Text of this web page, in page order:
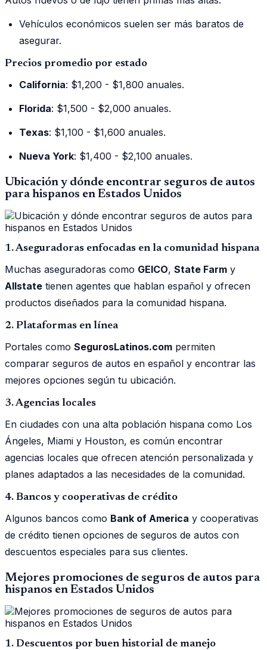
Vehículos económicos suelen ser más baratos de
asegurar.
Precios promedio por estado
California: $1,200 - $1,800 anuales.
Florida: $1,500 - $2,000 anuales.
Texas: $1,100 - $1,600 anuales.
Nueva York: $1,400 - $2,100 anuales.
Ubicación y dónde encontrar seguros de autos
para hispanos en Estados Unidos
1. Aseguradoras enfocadas en la comunidad hispana
Muchas aseguradoras como GEICO, State Farm y
Allstate tienen agentes que hablan español y ofrecen
productos diseñados para la comunidad hispana.
2. Plataformas en línea
Portales como SegurosLatinos.com permiten
comparar seguros de autos en español y encontrar las
mejores opciones según tu ubicación.
3. Agencias locales
En ciudades con una alta población hispana como Los
Ángeles, Miami y Houston, es común encontrar
agencias locales que ofrecen atención personalizada y
planes adaptados a las necesidades de la comunidad.
4. Bancos y cooperativas de crédito
Algunos bancos como Bank of America y cooperativas
de crédito tienen opciones de seguros de autos con
descuentos especiales para sus clientes.
Mejores promociones de seguros de autos para
hispanos en Estados Unidos
1. Descuentos por buen historial de manejo